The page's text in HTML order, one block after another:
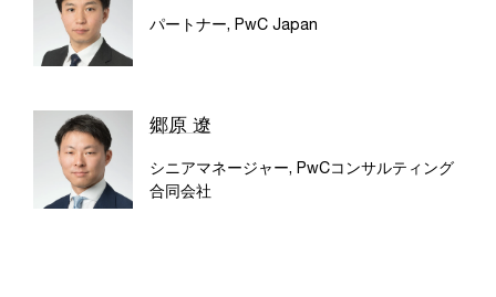
パートナー, PwC Japan
郷原 遼
シニアマネージャー, PwCコンサルティング
合同会社